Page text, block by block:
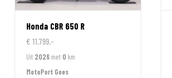
Honda CBR 650 R
€ 11.799,-
Uit 2026 met 0 km
MotoPort Goes